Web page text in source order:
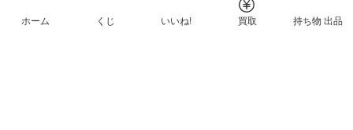
ホーム くじ いいね! 買取 持ち物 出品